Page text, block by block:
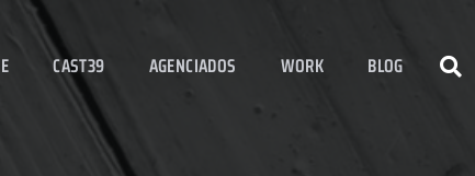
CAST39 AGENCIADOS WORK BLOG